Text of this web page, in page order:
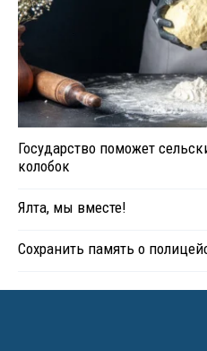
Государство поможет
колобок
Ялта, мы вместе!
Сохранить память о